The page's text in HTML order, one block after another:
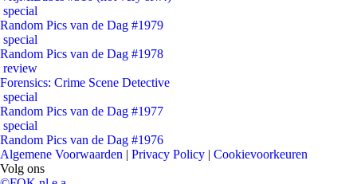
special
Random Pics van de Dag #1979
special
Random Pics van de Dag #1978
review
Forensics: Crime Scene Detective
special
Random Pics van de Dag #1977
special
Random Pics van de Dag #1976
Algemene Voorwaarden | Privacy Policy | Cookievoorkeuren
Volg ons